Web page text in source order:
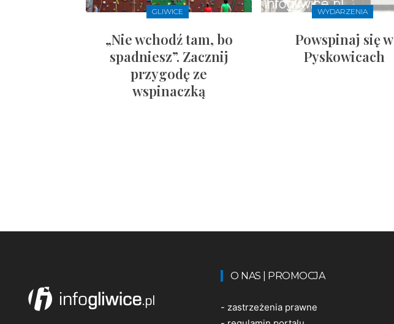
GLIWICE
„Nie wchodź tam, bo
spadniesz”. Zacznij
przygodę ze
wspinaczką
WYDARZENIA
Powspinaj się w
Pyskowicach
O NAS | PROMOCJA
- zastrzeżenia prawne